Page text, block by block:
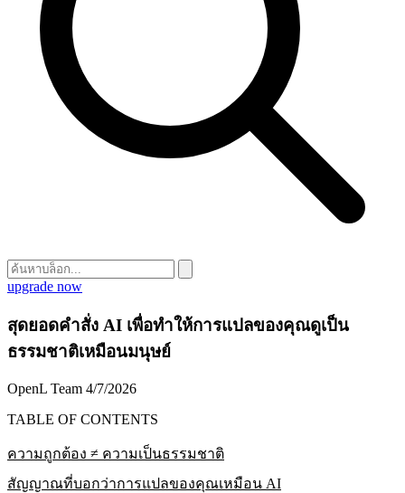
upgrade now
สุดยอดคำสั่ง AI เพื่อทำให้การแปลของคุณดูเป็น
ธรรมชาติเหมือนมนุษย์
OpenL Team 4/7/2026
TABLE OF CONTENTS
ความถูกต้อง ≠ ความเป็นธรรมชาติ
สัญญาณที่บอกว่าการแปลของคุณเหมือน AI